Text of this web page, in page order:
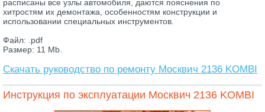
расписаны все узлы автомобиля, даются пояснения по
хитростям их демонтажа, особенностям конструкции и
использовании специальных инструментов.
Файл: .pdf
Размер: 11 Mb.
Скачать руководство по ремонту Москвич 2136 KOMBI
Инструкция по эксплуатации Москвич 2136 KOMBI